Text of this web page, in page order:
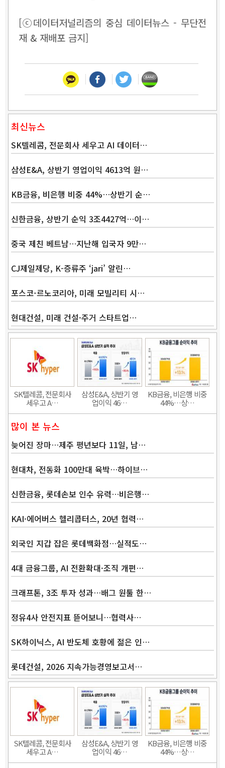
[ⓒ데이터저널리즘의 중심 데이터뉴스 - 무단전
재 & 재배포 금지]
최신뉴스
SK텔레콤, 전문회사 세우고 AI 데이터…
삼성E&A, 상반기 영업이익 4613억 원…
KB금융, 비은행 비중 44%…상반기 순…
신한금융, 상반기 순익 3조4427억…이…
중국 제친 베트남…지난해 입국자 9만…
CJ제일제당, K-증류주 ‘jari’ 알린…
포스코-르노코리아, 미래 모빌리티 시…
현대건설, 미래 건설·주거 스타트업…
SK텔레콤, 전문회사
세우고 A…
삼성E&A, 상반기 영
업이익 46…
KB금융, 비은행 비중
44%…상…
많이 본 뉴스
늦어진 장마…제주 평년보다 11일, 남…
현대차, 전동화 100만대 육박…하이브…
신한금융, 롯데손보 인수 유력…비은행…
KAI·에어버스 헬리콥터스, 20년 협력…
외국인 지갑 잡은 롯데백화점…실적도…
4대 금융그룹, AI 전환확대·조직 개편…
크래프톤, 3조 투자 성과…배그 원툴 한…
정유4사 안전지표 뜯어보니…협력사…
SK하이닉스, AI 반도체 호황에 젊은 인…
롯데건설, 2026 지속가능경영보고서…
SK텔레콤, 전문회사
세우고 A…
삼성E&A, 상반기 영
업이익 46…
KB금융, 비은행 비중
44%…상…